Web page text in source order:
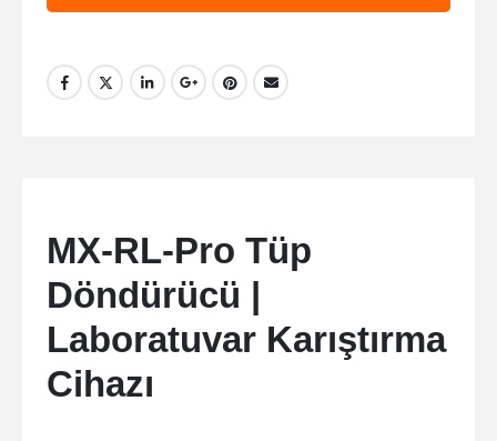
MX-RL-Pro Tüp
Döndürücü |
Laboratuvar Karıştırma
Cihazı